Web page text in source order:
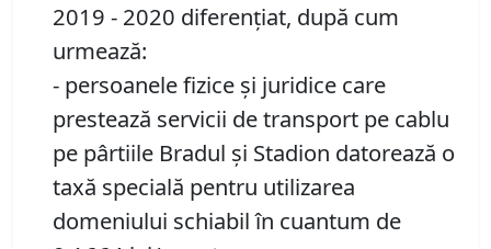
2019 - 2020 diferenţiat, după cum
urmează:
- persoanele fizice şi juridice care
prestează servicii de transport pe cablu
pe pârtiile Bradul şi Stadion datorează o
taxă specială pentru utilizarea
domeniului schiabil în cuantum de